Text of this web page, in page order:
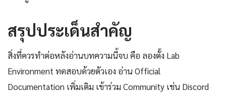
สรุปประเด็นสำคัญ
สิ่งที่ควรทำต่อหลังอ่านบทความนี้จบ คือ ลองตั้ง Lab
Environment ทดสอบด้วยตัวเอง อ่าน Official
Documentation เพิ่มเติม เข้าร่วม Community เช่น Discord